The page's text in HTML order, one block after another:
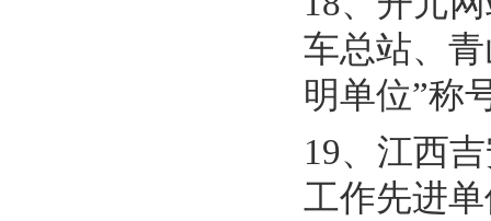
车总站、
明单位”称
19、江西
工作先进